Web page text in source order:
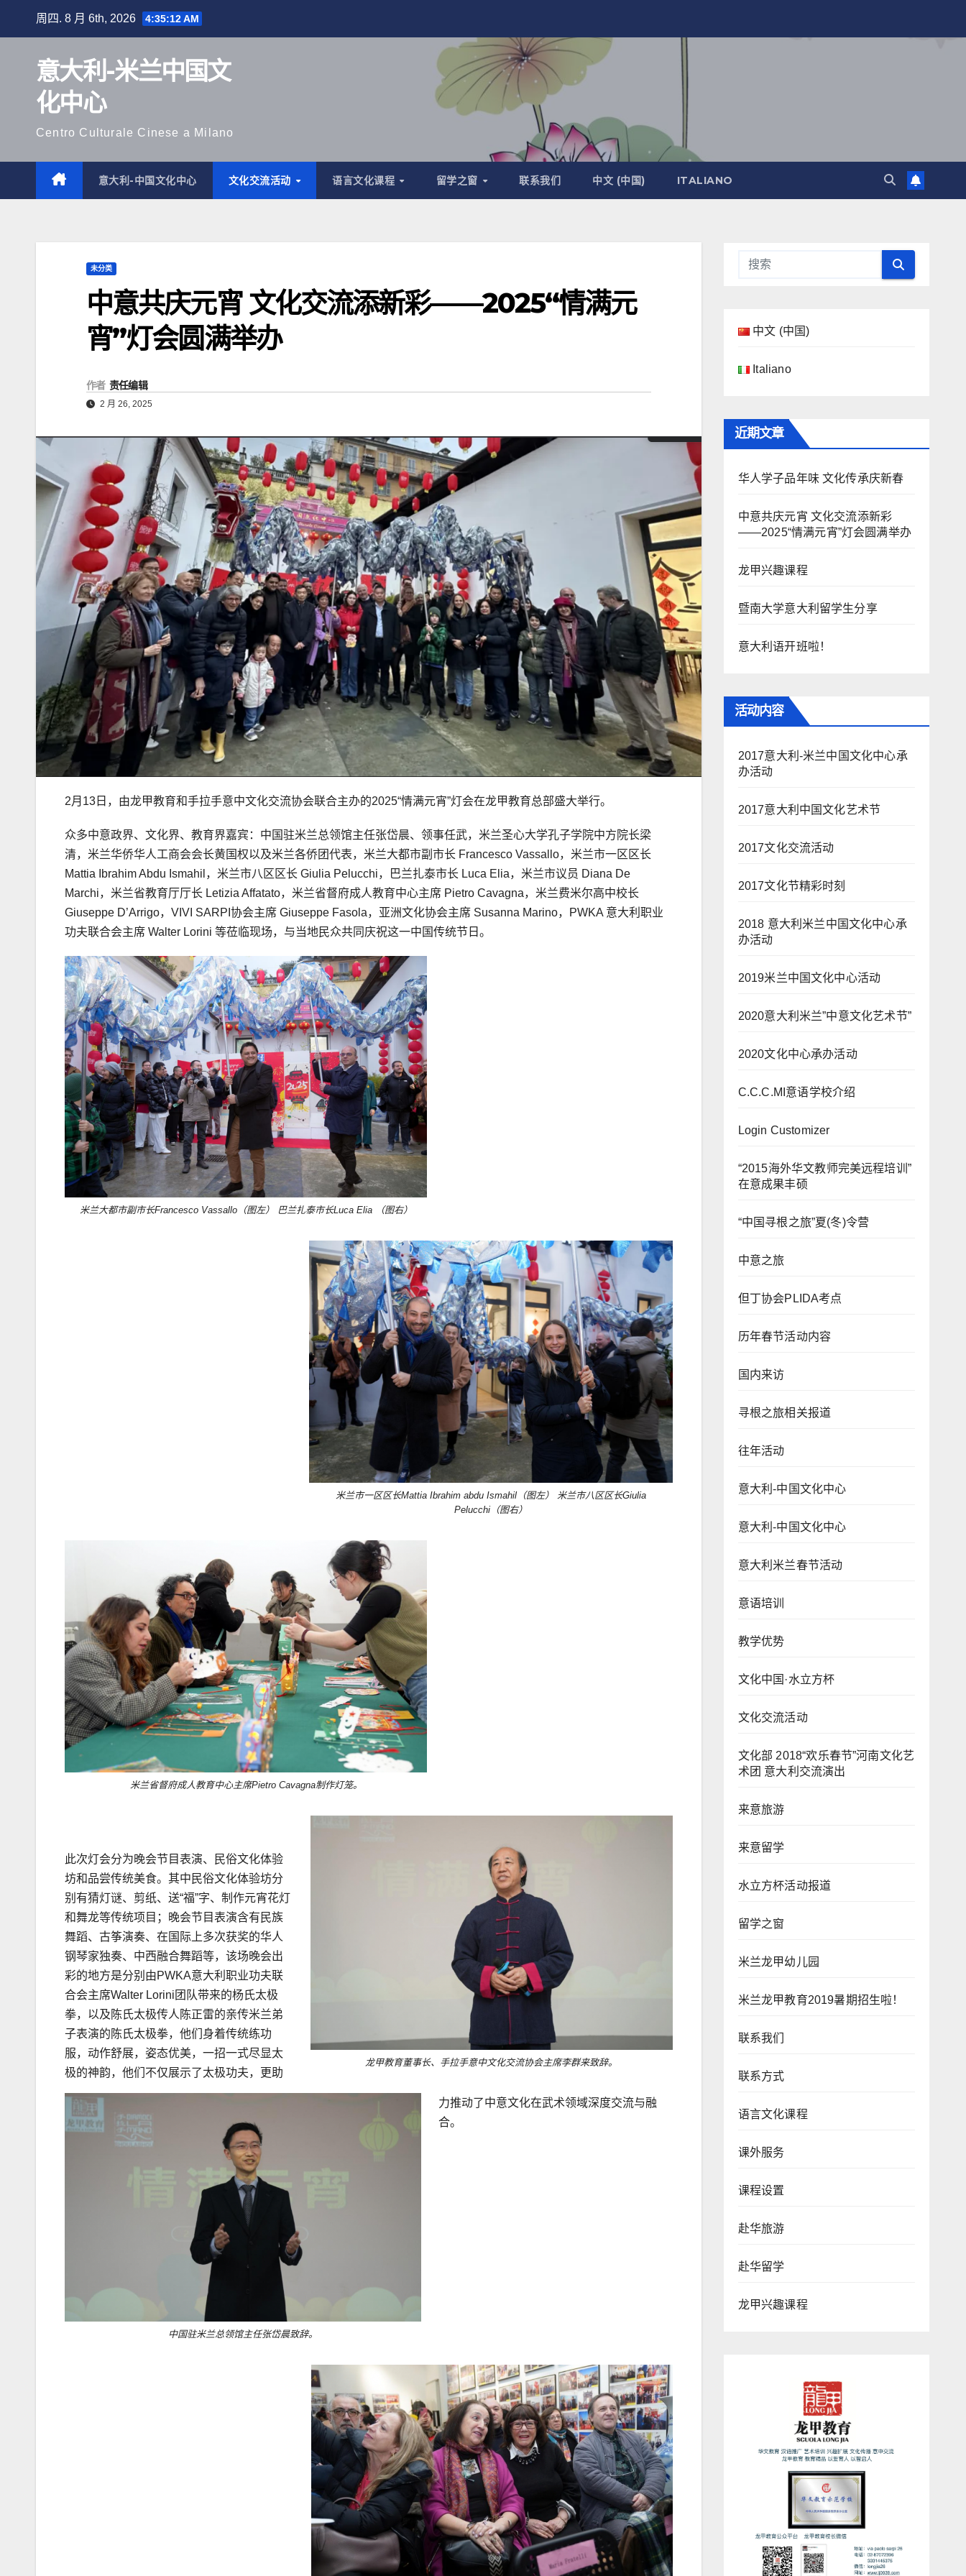
周四. 8 月 6th, 2026 4:35:13 AM
意大利-米兰中国文
化中心
Centro Culturale Cinese a Milano
意大利-中国文化中心 文化交流活动 语言文化课程 留学之窗 联系我们 中文 (中国) ITALIANO
未分类
中意共庆元宵 文化交流添新彩——2025“情满元
宵”灯会圆满举办
作者 责任编辑
2 月 26, 2025
2月13日，由龙甲教育和手拉手意中文化交流协会联合主办的2025“情满元宵”灯会在龙甲教育总部盛大举行。
众多中意政界、文化界、教育界嘉宾：中国驻米兰总领馆主任张岱晨、领事任武，米兰圣心大学孔子学院中方院长梁
清，米兰华侨华人工商会会长黄国权以及米兰各侨团代表，米兰大都市副市长 Francesco Vassallo，米兰市一区区长
Mattia Ibrahim Abdu Ismahil，米兰市八区区长 Giulia Pelucchi，巴兰扎泰市长 Luca Elia，米兰市议员 Diana De
Marchi，米兰省教育厅厅长 Letizia Affatato，米兰省督府成人教育中心主席 Pietro Cavagna，米兰费米尔高中校长
Giuseppe D’Arrigo，VIVI SARPI协会主席 Giuseppe Fasola，亚洲文化协会主席 Susanna Marino，PWKA 意大利职业
功夫联合会主席 Walter Lorini 等莅临现场，与当地民众共同庆祝这一中国传统节日。
米兰大都市副市长Francesco Vassallo（图左） 巴兰扎泰市长Luca Elia （图右）
米兰市一区区长Mattia Ibrahim abdu Ismahil（图左） 米兰市八区区长Giulia
Pelucchi（图右）
米兰省督府成人教育中心主席Pietro Cavagna制作灯笼。
龙甲教育董事长、手拉手意中文化交流协会主席李群来致辞。
中国驻米兰总领馆主任张岱晨致辞。
此次灯会分为晚会节目表演、民俗文化体验
坊和品尝传统美食。其中民俗文化体验坊分
别有猜灯谜、剪纸、送“福”字、制作元宵花灯
和舞龙等传统项目；晚会节目表演含有民族
舞蹈、古筝演奏、在国际上多次获奖的华人
钢琴家独奏、中西融合舞蹈等，该场晚会出
彩的地方是分别由PWKA意大利职业功夫联
合会主席Walter Lorini团队带来的杨氏太极
拳，以及陈氏太极传人陈正雷的亲传米兰弟
子表演的陈氏太极拳，他们身着传统练功
服，动作舒展，姿态优美，一招一式尽显太
极的神韵，他们不仅展示了太极功夫，更助
力推动了中意文化在武术领域深度交流与融
合。
中文 (中国)
Italiano
近期文章
华人学子品年味 文化传承庆新春
中意共庆元宵 文化交流添新彩
——2025“情满元宵”灯会圆满举办
龙甲兴趣课程
暨南大学意大利留学生分享
意大利语开班啦！
活动内容
2017意大利-米兰中国文化中心承
办活动
2017意大利中国文化艺术节
2017文化交流活动
2017文化节精彩时刻
2018 意大利米兰中国文化中心承
办活动
2019米兰中国文化中心活动
2020意大利米兰”中意文化艺术节”
2020文化中心承办活动
C.C.C.MI意语学校介绍
Login Customizer
“2015海外华文教师完美远程培训”
在意成果丰硕
“中国寻根之旅”夏(冬)令营
中意之旅
但丁协会PLIDA考点
历年春节活动内容
国内来访
寻根之旅相关报道
往年活动
意大利-中国文化中心
意大利-中国文化中心
意大利米兰春节活动
意语培训
教学优势
文化中国·水立方杯
文化交流活动
文化部 2018“欢乐春节”河南文化艺
术团 意大利交流演出
来意旅游
来意留学
水立方杯活动报道
留学之窗
米兰龙甲幼儿园
米兰龙甲教育2019暑期招生啦！
联系我们
联系方式
语言文化课程
课外服务
课程设置
赴华旅游
赴华留学
龙甲兴趣课程